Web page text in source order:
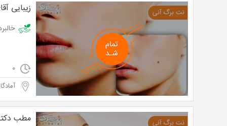
زیبایی
خالبرداری
0
مطب